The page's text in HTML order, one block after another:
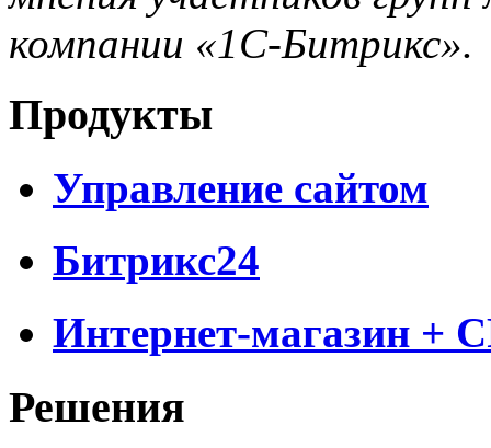
компании «1С-Битрикс».
Продукты
Управление сайтом
Битрикс24
Интернет-магазин +
Решения